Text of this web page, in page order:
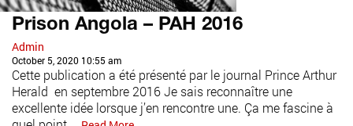
Prison Angola – PAH 2016
Admin
October 5, 2020 10:55 am
Cette publication a été présenté par le journal Prince Arthur
Herald en septembre 2016 Je sais reconnaître une
excellente idée lorsque j’en rencontre une. Ça me fascine à